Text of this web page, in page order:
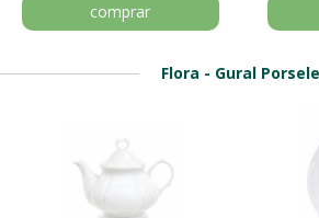
comprar
Flora - Gural